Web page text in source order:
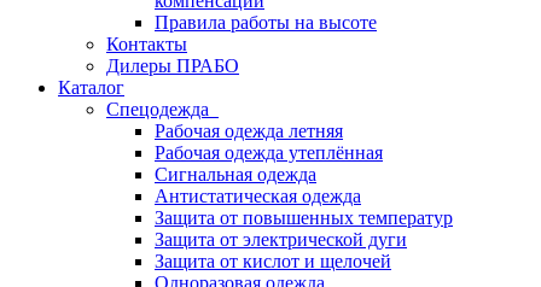
Правила работы на высоте
Контакты
Дилеры ПРАБО
Каталог
Спецодежда
Рабочая одежда летняя
Рабочая одежда утеплённая
Сигнальная одежда
Антистатическая одежда
Защита от повышенных температур
Защита от электрической дуги
Защита от кислот и щелочей
Одноразовая одежда